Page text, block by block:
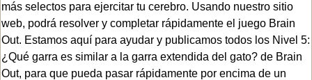
más selectos para ejercitar tu cerebro. Usando nuestro sitio
web, podrá resolver y completar rápidamente el juego Brain
Out. Estamos aquí para ayudar y publicamos todos los Nivel 5:
¿Qué garra es similar a la garra extendida del gato? de Brain
Out, para que pueda pasar rápidamente por encima de un